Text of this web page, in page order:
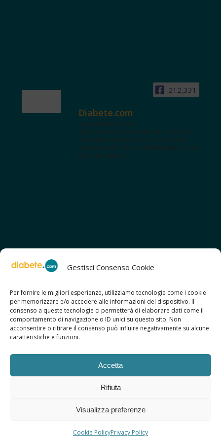
Gestisci Consenso Cookie
Per fornire le migliori esperienze, utilizziamo tecnologie come i cookie
per memorizzare e/o accedere alle informazioni del dispositivo. Il
consenso a queste tecnologie ci permetterà di elaborare dati come il
comportamento di navigazione o ID unici su questo sito. Non
acconsentire o ritirare il consenso può influire negativamente su alcune
caratteristiche e funzioni.
Accetta
Rifiuta
Visualizza preferenze
Cookie PolicyPrivacy Policy
212,331
Diabete.com
www.diabete.com
Tanti contenuti autorevoli e un'area
interattiva dedicata a te con spazi
educazionali e test. Iscriviti alla NL per
tutte le novità!
SCOPRI ANCHE:
> ilmiodiabete.com
> casadiabete.it
> digitaldiabetes.srl
> obesitalia.com
© 2026 Copyright - Diabete.com
Copyright Credits